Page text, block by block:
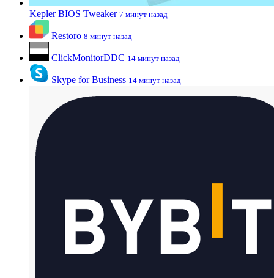
Kepler BIOS Tweaker 7 минут назад
Restoro 8 минут назад
ClickMonitorDDC 14 минут назад
Skype for Business 14 минут назад